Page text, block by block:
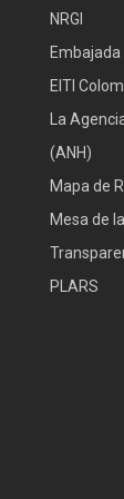
NRGI
EITI
La
(ANH)
Mapa de
Mesa de
PLARS